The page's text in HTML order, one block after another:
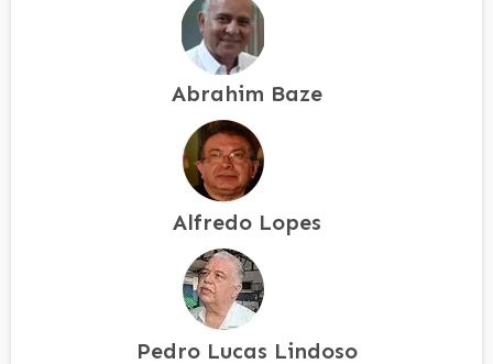
Abrahim Baze
Alfredo Lopes
Pedro Lucas Lindoso